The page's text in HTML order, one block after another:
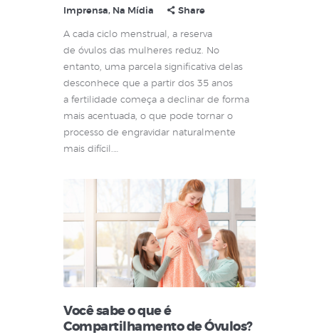
Imprensa, Na Mídia Share
A cada ciclo menstrual, a reserva
de óvulos das mulheres reduz. No
entanto, uma parcela significativa delas
desconhece que a partir dos 35 anos
a fertilidade começa a declinar de forma
mais acentuada, o que pode tornar o
processo de engravidar naturalmente
mais difícil.…
Você sabe o que é
Compartilhamento de Óvulos?